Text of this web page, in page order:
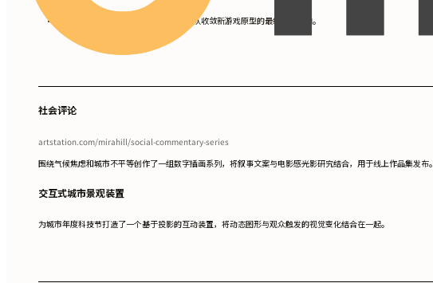
• 准备了 15 版角色概念和展示板，帮助团队收敛新游戏原型的最终设计方向。
社会评论
artstation.com/mirahill/social-commentary-series
围绕气候焦虑和城市不平等创作了一组数字插画系列，将叙事文案与电影感光影研究结合，用于线上作品集发布。
交互式城市景观装置
为城市年度科技节打造了一个基于投影的互动装置，将动态图形与观众触发的视觉变化结合在一起。